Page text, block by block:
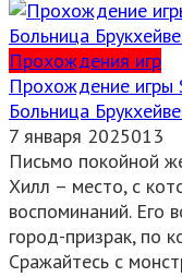
Прохождения игр
Прохождение
Больница
7 января 2025013
Письмо покойной
Хилл – место, с
воспоминаний. Его
город-призрак, по
Сражайтесь с